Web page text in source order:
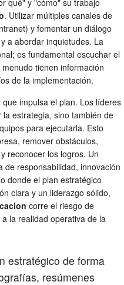
. Utilizar múltiples canales de
y fomentar un diálogo
a abordar inquietudes. La
es fundamental escuchar el
tienen información
de la implementación.
impulsa el plan. Los líderes
estrategia, sino también de
para ejecutarla. Esto
remover obstáculos,
reconocer los logros. Un
de responsabilidad, innovación
donde el plan estratégico
clara y un liderazgo sólido,
corre el riesgo de
la realidad operativa de la
estratégico de forma
resúmenes